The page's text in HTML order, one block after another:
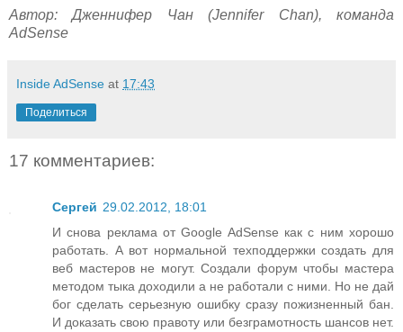
Автор: Дженнифер Чан (Jennifer Chan), команда
AdSense
Inside AdSense at 17:43
Поделиться
17 комментариев:
Сергей 29.02.2012, 18:01
И снова реклама от Google AdSense как с ним хорошо
работать. А вот нормальной техподдержки создать для
веб мастеров не могут. Создали форум чтобы мастера
методом тыка доходили а не работали с ними. Но не дай
бог сделать серьезную ошибку сразу пожизненный бан.
И доказать свою правоту или безграмотность шансов нет.